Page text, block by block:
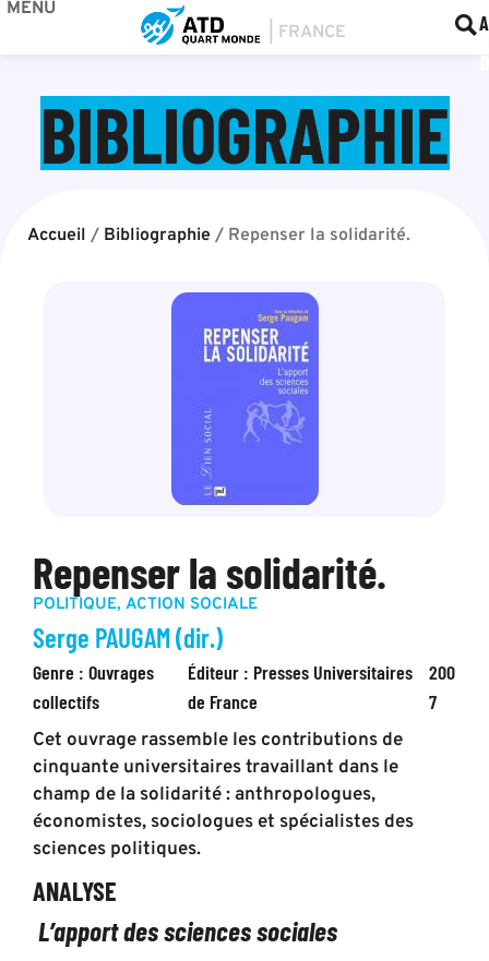
MENU
BIBLIOGRAPHIE
Accueil / Bibliographie / Repenser la solidarité.
Repenser la solidarité.
POLITIQUE, ACTION SOCIALE
Serge PAUGAM (dir.)
Genre : Ouvrages
collectifs
Éditeur : Presses Universitaires
de France
200
7
Cet ouvrage rassemble les contributions de
cinquante universitaires travaillant dans le
champ de la solidarité : anthropologues,
économistes, sociologues et spécialistes des
sciences politiques.
ANALYSE
L’apport des sciences sociales